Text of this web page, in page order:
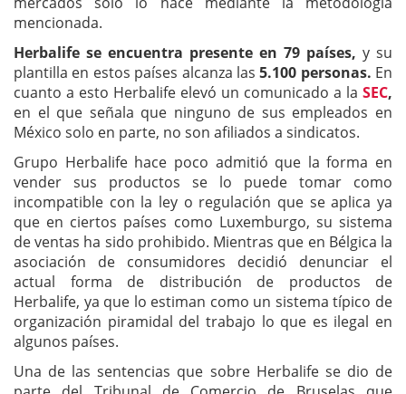
mencionada.
Herbalife se encuentra presente en 79 países, y su
plantilla en estos países alcanza las 5.100 personas. En
cuanto a esto Herbalife elevó un comunicado a la SEC,
en el que señala que ninguno de sus empleados en
México solo en parte, no son afiliados a sindicatos.
Grupo Herbalife hace poco admitió que la forma en
vender sus productos se lo puede tomar como
incompatible con la ley o regulación que se aplica ya
que en ciertos países como Luxemburgo, su sistema
de ventas ha sido prohibido. Mientras que en Bélgica la
asociación de consumidores decidió denunciar el
actual forma de distribución de productos de
Herbalife, ya que lo estiman como un sistema típico de
organización piramidal del trabajo lo que es ilegal en
algunos países.
Una de las sentencias que sobre Herbalife se dio de